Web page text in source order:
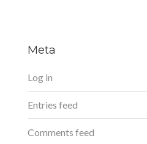
Meta
Log in
Entries feed
Comments feed